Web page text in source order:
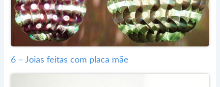
6 – Joias feitas com placa mãe